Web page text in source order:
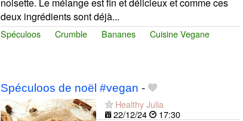
deux ingrédients sont déjà...
Spéculoos Crumble Bananes Cuisine Vegane
Spéculoos de noël #vegan -
Healthy Julia
22/12/24
17:30